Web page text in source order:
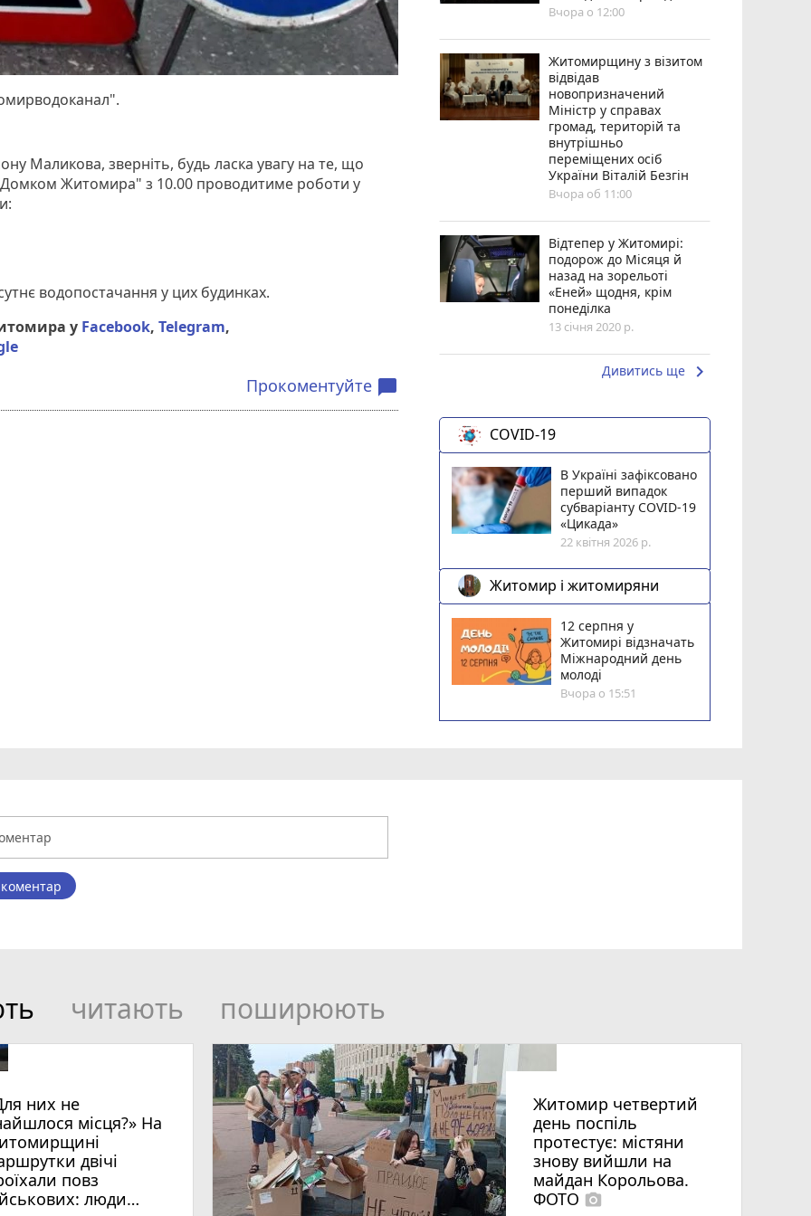
Маликова, зверніть, будь ласка увагу на те, що
Житомира" з 10.00 проводитиме роботи у
водопостачання у цих будинках.
у Facebook,Telegram,
Прокоментуйте chat_bubble
Вчора о 12:00
Житомирщину з візитом
відвідав
новопризначений
Міністр у справах
громад, територій та
внутрішньо
переміщених осіб
України Віталій Безгін
Вчора об 11:00
Відтепер у Житомирі:
подорож до Місяця й
назад на зорельоті
«Еней» щодня, крім
понеділка
13 січня 2020 р.
Дивитись ще keyboard_arrow_right
COVID-19
В Україні зафіксовано
перший випадок
субваріанту COVID-19
«Цикада»
22 квітня 2026 р.
Житомир і житомиряни
12 серпня у
Житомирі відзначать
Міжнародний день
молоді
Вчора о 15:51
читають поширюють
них не
місця?» На
двічі
повз
люди
Житомир четвертий
день поспіль
протестує: містяни
знову вийшли на
майдан Корольова.
ФОТО photo_camera